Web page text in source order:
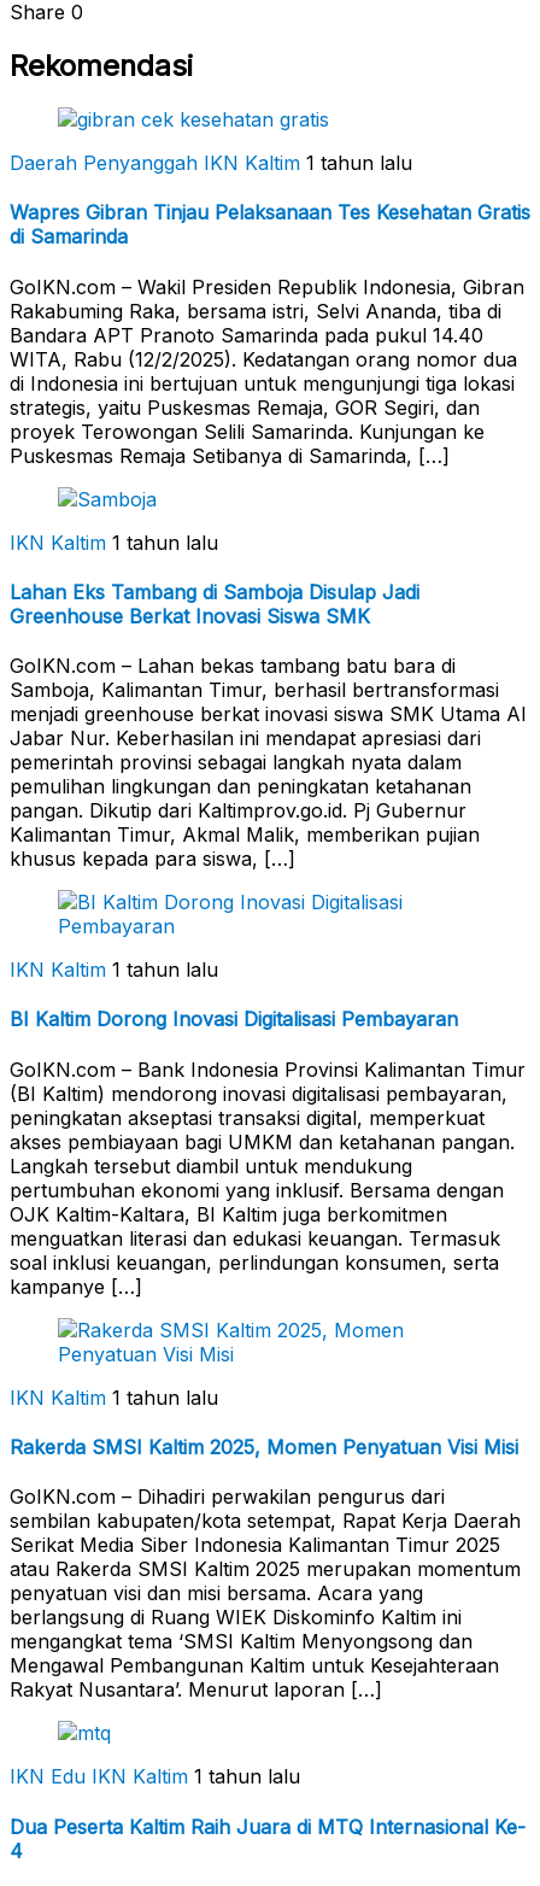
Share 0
Rekomendasi
Daerah Penyanggah IKN Kaltim 1 tahun lalu
Wapres Gibran Tinjau Pelaksanaan Tes Kesehatan Gratis
di Samarinda
GoIKN.com – Wakil Presiden Republik Indonesia, Gibran
Rakabuming Raka, bersama istri, Selvi Ananda, tiba di
Bandara APT Pranoto Samarinda pada pukul 14.40
WITA, Rabu (12/2/2025). Kedatangan orang nomor dua
di Indonesia ini bertujuan untuk mengunjungi tiga lokasi
strategis, yaitu Puskesmas Remaja, GOR Segiri, dan
proyek Terowongan Selili Samarinda. Kunjungan ke
Puskesmas Remaja Setibanya di Samarinda, […]
IKN Kaltim 1 tahun lalu
Lahan Eks Tambang di Samboja Disulap Jadi
Greenhouse Berkat Inovasi Siswa SMK
GoIKN.com – Lahan bekas tambang batu bara di
Samboja, Kalimantan Timur, berhasil bertransformasi
menjadi greenhouse berkat inovasi siswa SMK Utama Al
Jabar Nur. Keberhasilan ini mendapat apresiasi dari
pemerintah provinsi sebagai langkah nyata dalam
pemulihan lingkungan dan peningkatan ketahanan
pangan. Dikutip dari Kaltimprov.go.id. Pj Gubernur
Kalimantan Timur, Akmal Malik, memberikan pujian
khusus kepada para siswa, […]
IKN Kaltim 1 tahun lalu
BI Kaltim Dorong Inovasi Digitalisasi Pembayaran
GoIKN.com – Bank Indonesia Provinsi Kalimantan Timur
(BI Kaltim) mendorong inovasi digitalisasi pembayaran,
peningkatan akseptasi transaksi digital, memperkuat
akses pembiayaan bagi UMKM dan ketahanan pangan.
Langkah tersebut diambil untuk mendukung
pertumbuhan ekonomi yang inklusif. Bersama dengan
OJK Kaltim-Kaltara, BI Kaltim juga berkomitmen
menguatkan literasi dan edukasi keuangan. Termasuk
soal inklusi keuangan, perlindungan konsumen, serta
kampanye […]
IKN Kaltim 1 tahun lalu
Rakerda SMSI Kaltim 2025, Momen Penyatuan Visi Misi
GoIKN.com – Dihadiri perwakilan pengurus dari
sembilan kabupaten/kota setempat, Rapat Kerja Daerah
Serikat Media Siber Indonesia Kalimantan Timur 2025
atau Rakerda SMSI Kaltim 2025 merupakan momentum
penyatuan visi dan misi bersama. Acara yang
berlangsung di Ruang WIEK Diskominfo Kaltim ini
mengangkat tema ‘SMSI Kaltim Menyongsong dan
Mengawal Pembangunan Kaltim untuk Kesejahteraan
Rakyat Nusantara’. Menurut laporan […]
IKN Edu IKN Kaltim 1 tahun lalu
Dua Peserta Kaltim Raih Juara di MTQ Internasional Ke-
4